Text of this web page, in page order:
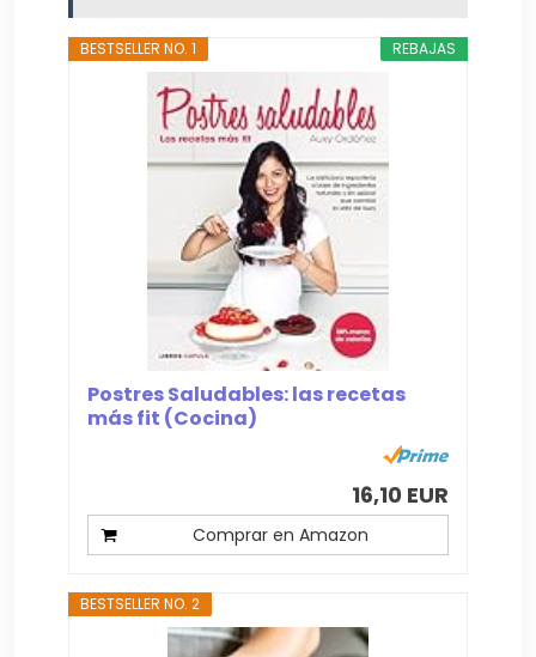
REBAJAS
BESTSELLER NO. 1
Postres Saludables: las recetas
más fit (Cocina)
16,10 EUR
Comprar en Amazon
BESTSELLER NO. 2